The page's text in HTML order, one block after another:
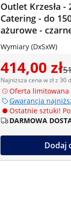
Outlet Krzesła -
Catering - do
ażurowe -
Wymiary (DxSxW)
414,00 zł
Najniższa cena w zł z 30
Oferta limitowana
Gwarancja
Ostatnie sztuki!
DARMOWA
Dodaj